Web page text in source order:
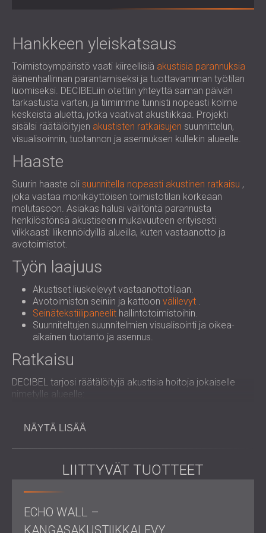
AKUSTIIKKA
TERVEYDENHUOLLON ÄÄNIERISTYS JA
AKUSTIIKKA
ÄÄNIERISTYS- JA AKUSTISET RATKAISUT
AUDIOLOGIAN ALALLE
ÄÄNIERISTYS JA AKUSTISET RATKAISUT
KONESALEIHIN
ROMÂNIA (RO)
РОССИЯ (RU)
USA (US)
SOUTH AFRICA (ZA)
Hankkeen yleiskatsaus
Toimistoympäristö vaati kiireellisiä akustisia parannuksia
äänenhallinnan parantamiseksi ja tuottavamman työtilan
luomiseksi. DECIBELiin otettiin yhteyttä saman päivän
tarkastusta varten, ja tiimimme tunnisti nopeasti kolme
keskeistä aluetta, jotka vaativat akustiikkaa. Projekti
sisälsi räätälöityjen akustisten ratkaisujen suunnittelun,
visualisoinnin, tuotannon ja asennuksen kullekin alueelle.
Haaste
Suurin haaste oli suunnitella nopeasti akustinen ratkaisu ,
joka vastaa monikäyttöisen toimistotilan korkeaan
melutasoon. Asiakas halusi välitöntä parannusta
henkilöstönsä akustiseen mukavuuteen erityisesti
vilkkaasti liikennöidyillä alueilla, kuten vastaanotto ja
avotoimistot.
Työn laajuus
Akustiset liuskelevyt vastaanottotilaan.
Avotoimiston seiniin ja kattoon välilevyt .
Seinätekstiilipaneelit hallintotoimistoihin.
Suunniteltujen suunnitelmien visualisointi ja oikea-
aikainen tuotanto ja asennus.
Ratkaisu
DECIBEL tarjosi räätälöityjä akustisia hoitoja jokaiselle
nimetylle alueelle:
viilutettu MDF ja musta PET-huopa, asennettiin melun
luomiseen.
: 250 seinä- ja 80 kattolevyä
asennettiin vähentämään kaiunta ja varmistamaan
tehokkaan äänenvaimennuksen tässä kiireisessä ja
avoimessa ympäristössä.
Hallinto ja yksityiset toimistot
seinätekstiilipaneelia asennettiin vaimentamaan
NÄYTÄ LISÄÄ
LIITTYVÄT TUOTTEET
ECHO WALL –
KANGASAKUSTIIKKALEVY